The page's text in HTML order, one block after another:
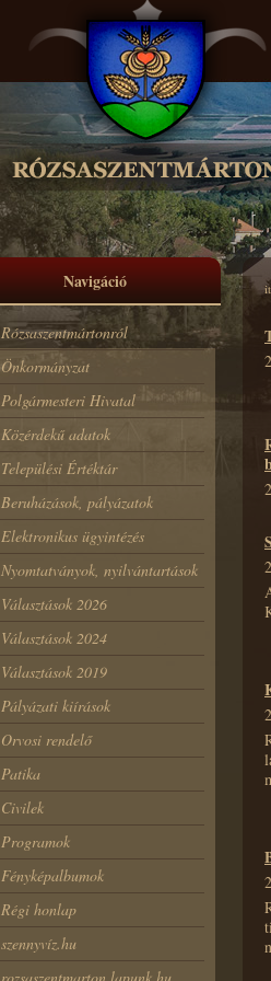
Navigáció
Rózsaszentmártonról
Önkormányzat
Polgármesteri Hivatal
Közérdekű adatok
Települési Értéktár
Beruházások, pályázatok
Elektronikus ügyintézés
Nyomtatványok, nyilvántartások
Választások 2026
Választások 2024
Választások 2019
Pályázati kiírások
Orvosi rendelő
Patika
Civilek
Programok
Fényképalbumok
Régi honlap
szennyvíz.hu